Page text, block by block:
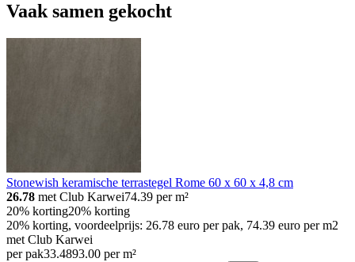
Vaak samen gekocht
Stonewish keramische terrastegel Rome 60 x 60 x 4,8 cm
26.78 met Club Karwei74.39 per m²
20% korting20% korting
20% korting, voordeelprijs: 26.78 euro per pak, 74.39 euro per m2
met Club Karwei
per pak33.4893.00 per m²